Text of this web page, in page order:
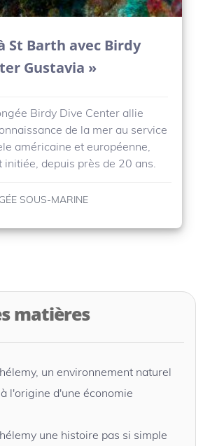
St Barth avec Birdy
Gustavia »
Birdy Dive Center allie
de la mer au service
américaine et européenne,
initiée, depuis près de 20 ans.
SOUS-MARINE
matières
un environnement naturel
l'origine d'une économie
une histoire pas si simple